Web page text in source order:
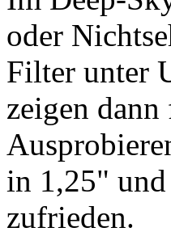
oder
Filter unter
zeigen
in 1,25"
zufrieden.